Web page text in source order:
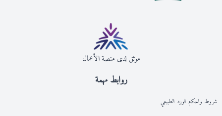
روابط مهمة
شروط واحكام الورد الطبيعي
موثق لدى منصة الأعمال